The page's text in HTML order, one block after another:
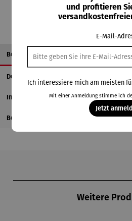
Beschreibung
Details
Informationen zum Hersteller
Bewertungen
Weitere
und profitieren
E-Mail-
Ich interessiere mich am meisten
Mit einer Anmeldung stimme ich
Jetzt